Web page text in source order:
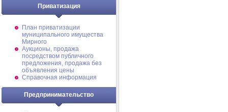
Приватизация
План приватизации
муниципального имущества
Мирного
Аукционы, продажа
посредством публичного
предложения, продажа без
объявления цены
Справочная информация
Предпринимательство